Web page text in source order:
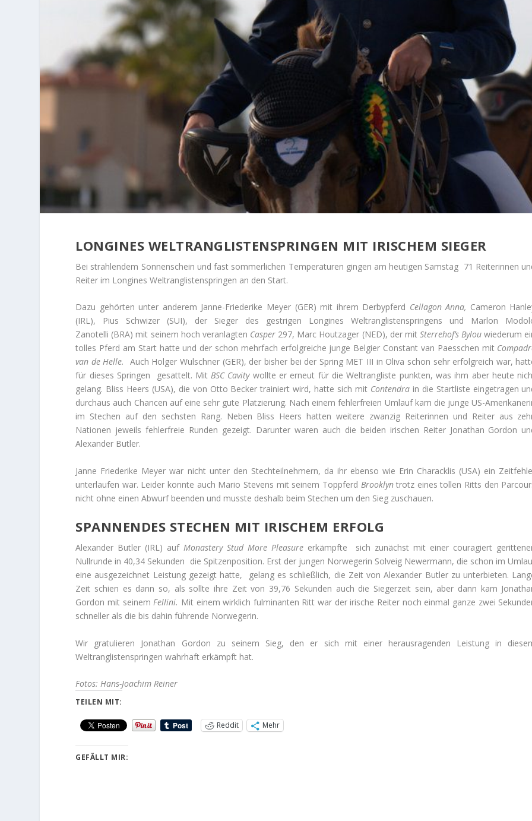
LONGINES WELTRANGLISTENSPRINGEN MIT IRISCHEM SIEGER
Bei strahlendem Sonnenschein und fast sommerlichen Temperaturen gingen am heutigen Samstag 71 Reiterinnen
Reiter im Longines Weltranglistenspringen an den Start.
Dazu gehörten unter anderem Janne-Friederike Meyer (GER) mit ihrem Derbypferd Cellagon Anna, Cameron
(IRL), Pius Schwizer (SUI), der Sieger des gestrigen Longines Weltranglistenspringens und Marlon
Zanotelli (BRA) mit seinem hoch veranlagten Casper 297, Marc Houtzager (NED), der mit Sterrehof’s Bylouwiederum
tolles Pferd am Start hatte und der schon mehrfach erfolgreiche junge Belgier Constant van Paesschen mit
van de Helle.
Auch Holger Wulschner (GER), der bisher bei der Spring MET III in Oliva schon sehr erfolgreich war,
für dieses Springen
gesattelt. MitBSC Cavity wollte er erneut für die Weltrangliste punkten, was ihm aber heute
gelang. Bliss Heers (USA), die von Otto Becker trainiert wird, hatte sich mit Contendrain die Startliste eingetragen
durchaus auch Chancen auf eine sehr gute Platzierung. Nach einem fehlerfreien Umlauf kam die junge US-
im Stechen auf den sechsten Rang. Neben Bliss Heers hatten weitere zwanzig Reiterinnen und Reiter aus
Nationen jeweils fehlerfreie Runden gezeigt. Darunter waren auch die beiden irischen Reiter Jonathan Gordon
Alexander Butler.
Janne Friederike Meyer war nicht unter den Stechteilnehmern, da ihr ebenso wie Erin Characklis (USA) ein
unterlaufen war. Leider konnte auch Mario Stevens mit seinem Toppferd Brooklyntrotz eines tollen Ritts den
nicht ohne einen Abwurf beenden und musste deshalb beim Stechen um den Sieg zuschauen.
SPANNENDES STECHEN MIT IRISCHEM ERFOLG
Alexander Butler (IRL) aufMonastery Stud More Pleasure erkämpfte sich zunächst mit einer couragiert
Nullrunde in 40,34 Sekunden die Spitzenposition. Erst der jungen Norwegerin Solveig Newermann, die schon im
eine ausgezeichnet Leistung gezeigt hatte, gelang es schließlich, die Zeit von Alexander Butler zu unterbieten.
Zeit schien es dann so, als sollte ihre Zeit von 39,76 Sekunden auch die Siegerzeit sein, aber dann kam
Gordon mit seinemFellini. Mit einem wirklich fulminanten Ritt war der irische Reiter noch einmal ganze zwei
schneller als die bis dahin führende Norwegerin.
Wir gratulieren Jonathan Gordon zu seinem Sieg, den er sich mit einer herausragenden Leistung in
Weltranglistenspringen wahrhaft erkämpft hat.
Fotos: Hans-Joachim Reiner
TEILEN MIT:
Reddit Mehr
GEFÄLLT MIR: